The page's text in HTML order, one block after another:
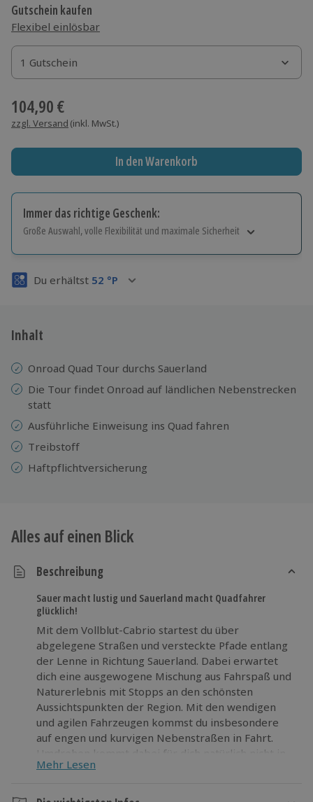
Gutschein kaufen
Flexibel einlösbar
1 Gutschein
1 Gutschein
1 Gutschein
104,90 €
zzgl. Versand (inkl. MwSt.)
In den Warenkorb
Immer das richtige Geschenk:
Große Auswahl, volle Flexibilität und maximale Sicherheit
Volle Flexibilität
3 Jahre gültig & verlängerbar.
Du erhältst 52 °P
Inhalt
Onroad Quad Tour durchs Sauerland
Die Tour findet Onroad auf ländlichen Nebenstrecken
statt
Ausführliche Einweisung ins Quad fahren
Treibstoff
Haftpflichtversicherung
Alles auf einen Blick
Beschreibung
Sauer macht lustig und Sauerland macht Quadfahrer
glücklich!
Mit dem Vollblut-Cabrio startest du über
abgelegene Straßen und versteckte Pfade entlang
der Lenne in Richtung Sauerland. Dabei erwartet
dich eine ausgewogene Mischung aus Fahrspaß und
Naturerlebnis mit Stopps an den schönsten
Aussichtspunkten der Region. Mit den wendigen
und agilen Fahrzeugen kommst du insbesondere
auf engen und kurvigen Nebenstraßen in Fahrt.
Umdrehen kommt dabei für dich natürlich nicht in
Frage, denn du befindest dich auf der
Mehr Lesen